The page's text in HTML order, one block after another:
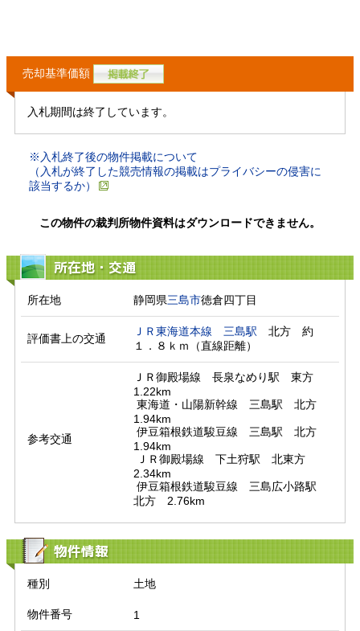
売却基準価額
入札期間は終了しています。
※入札終了後の物件掲載について
（入札が終了した競売情報の掲載はプライバシーの侵害に
該当するか）
この物件の裁判所物件資料はダウンロードできません。
所在地・交通
所在地 静岡県三島市徳倉四丁目
評価書上の交通
ＪＲ東海道本線 三島駅 北方　約
１．８ｋｍ（直線距離）
参考交通
ＪＲ御殿場線　長泉なめり駅　東方
1.22km
1.94km
1.94km
2.34km
北方　2.76km
物件情報
種別 土地
物件番号 1